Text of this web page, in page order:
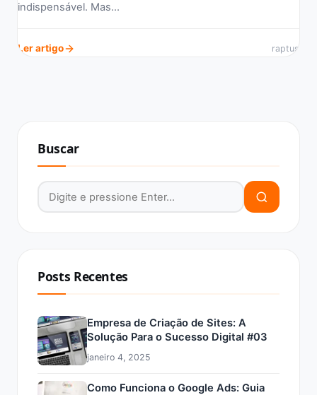
indispensável. Mas…
Ler artigo raptus
Buscar
Buscar por:
Posts Recentes
Empresa de Criação de Sites: A
Solução Para o Sucesso Digital #03
janeiro 4, 2025
Como Funciona o Google Ads: Guia